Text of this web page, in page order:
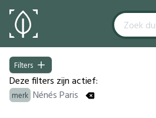
Filters
Filters
Deze filters zijn actief:
merk Nénés Paris